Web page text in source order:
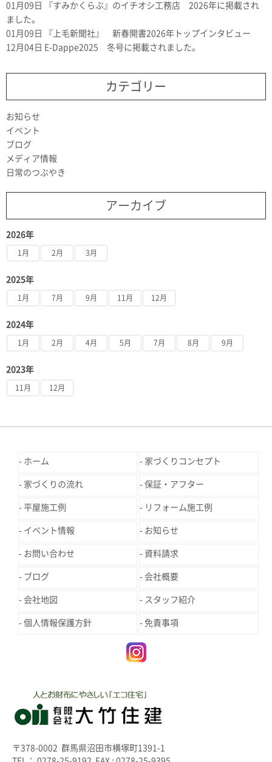
01月09日
『すみかくらぶ』のイチオシ工務店 2026年に掲載され
ました。
01月09日
『上毛新聞社』 新春開書2026年トップインタビュー
12月04日 E-Dappe2025 冬号に掲載されました。
カテゴリー
お知らせ
イベント
ブログ
メディア情報
日常のつぶやき
アーカイブ
2026年
1月 2月 3月
2025年
1月 7月 9月 11月 12月
2024年
1月 2月 4月 5月 7月 8月 9月
2023年
11月 12月
ホーム 家づくりコンセプト
家づくりの流れ 保証・アフター
平屋施工例 リフォーム施工例
イベント情報 お知らせ
お問い合わせ 資料請求
ブログ 会社概要
会社地図 スタッフ紹介
個人情報保護方針 免責事項
〒378-0002 群馬県沼田市横塚町1391-1